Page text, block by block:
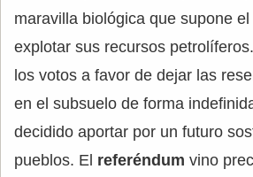
maravilla biológica que supone
explotar sus recursos
los votos a favor de dejar las
en el subsuelo de forma
decidido aportar por un futuro
pueblos. El referéndum vino